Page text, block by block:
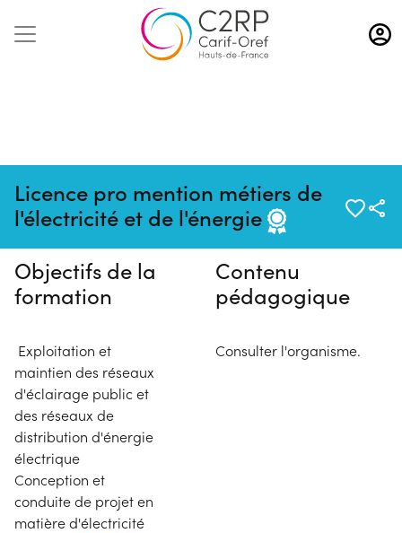
Aller
au
contenu
Licence pro mention métiers de
l'électricité et de l'énergie
Pas de session programmée en
ce moment
Objectifs de la
formation
Exploitation et
maintien des réseaux
d'éclairage public et
des réseaux de
distribution d'énergie
électrique
Conception et
conduite de projet en
matière d'électricité
Contenu
pédagogique
Consulter l'organisme.